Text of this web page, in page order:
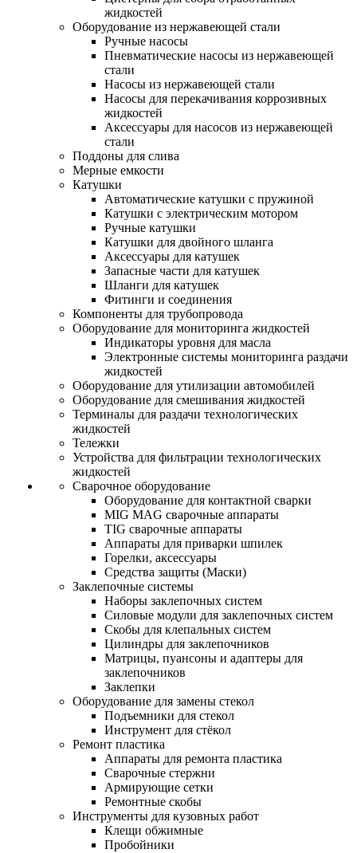
жидкостей
Оборудование из нержавеющей стали
Ручные насосы
Пневматические насосы из нержавеющей
стали
Насосы из нержавеющей стали
Насосы для перекачивания коррозивных
жидкостей
Аксессуары для насосов из нержавеющей
стали
Поддоны для слива
Мерные емкости
Катушки
Автоматические катушки с пружиной
Катушки с электрическим мотором
Ручные катушки
Катушки для двойного шланга
Аксессуары для катушек
Запасные части для катушек
Шланги для катушек
Фитинги и соединения
Компоненты для трубопровода
Оборудование для мониторинга жидкостей
Индикаторы уровня для масла
Электронные системы мониторинга раздачи
жидкостей
Оборудование для утилизации автомобилей
Оборудование для смешивания жидкостей
Терминалы для раздачи технологических
жидкостей
Тележки
Устройства для фильтрации технологических
жидкостей
Сварочное оборудование
Оборудование для контактной сварки
MIG MAG сварочные аппараты
TIG сварочные аппараты
Аппараты для приварки шпилек
Горелки, аксессуары
Средства защиты (Маски)
Заклепочные системы
Наборы заклепочных систем
Силовые модули для заклепочных систем
Скобы для клепальных систем
Цилиндры для заклепочников
Матрицы, пуансоны и адаптеры для
заклепочников
Заклепки
Оборудование для замены стекол
Подъемники для стекол
Инструмент для стёкол
Ремонт пластика
Аппараты для ремонта пластика
Сварочные стержни
Армирующие сетки
Ремонтные скобы
Инструменты для кузовных работ
Клещи обжимные
Пробойники